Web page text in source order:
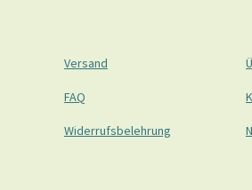
Versand
FAQ
Widerrufsbelehrung